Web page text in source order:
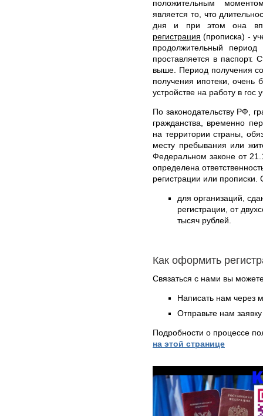
положительным
является то, что
дня и при этом она
регистрация (прописка) -
продолжительный
проставляется в паспорт.
выше. Период получения
получения ипотеки, очень
устройстве на работу в гос
По законодательству РФ,
гражданства, временно
на территории страны,
месту пребывания или
Федеральном законе от
определена
регистрации или
для организаций,
регистрации, от
тысяч рублей.
Как оформить
Связаться с нами вы
Написать нам через
Отправьте нам
Подробности о процессе
на этой странице